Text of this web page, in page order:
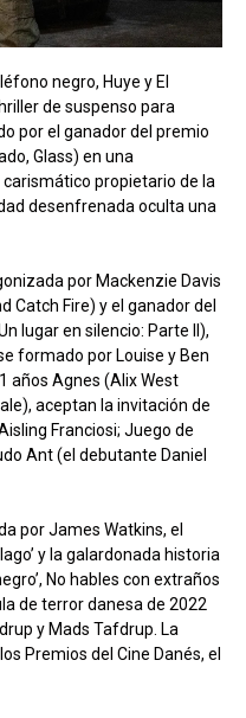
negro, Huye y El
de suspenso para
por el ganador del premio
Glass) en una
propietario de la
desenfrenada oculta una
por Mackenzie Davis
Catch Fire) y el ganador del
lugar en silencio: Parte II),
formado por Louise y Ben
años Agnes (Alix West
aceptan la invitación de
Franciosi; Juego de
Ant (el debutante Daniel
por James Watkins, el
y la galardonada historia
No hables con extraños
de terror danesa de 2022
y Mads Tafdrup. La
Premios del Cine Danés, el